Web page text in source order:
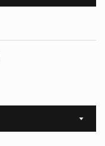
Sort